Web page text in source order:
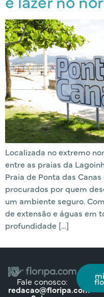
Localizada no extremo
entre as praias da
Praia de Ponta das
procurados por quem
um ambiente seguro.
de extensão e águas em
profundidade […]
Fale conosco:
redacao@floripa.com